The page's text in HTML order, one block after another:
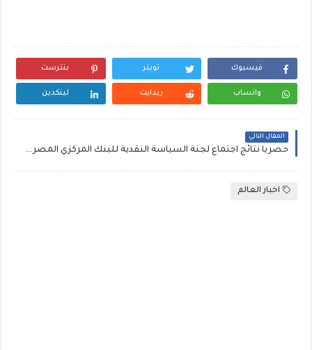
فيسبوك تويتر بنترست
واتساب ريدايت لينكدين
المقال التالي
حصرياً نتائج اجتماع لجنة السياسة النقدية للبنك المركزي المصري اليوم الخميس 21/12/2023 تثبيت أسعار الفائدة الجديدة وتأثيره على سعر الدولار والذهب في بالأسواق المصرية
اخبار العالم